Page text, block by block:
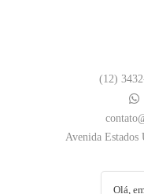
(12)
Avenida Estados
Olá,